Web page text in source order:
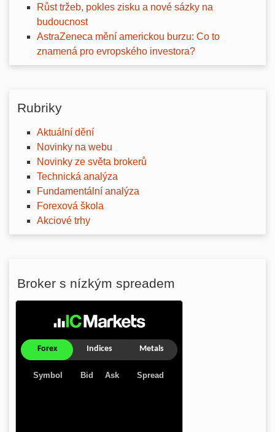
Růst tržeb, pokles zisku a nové sázky na
budoucnost
AstraZeneca mění americkou burzu: Co to
znamená pro evropského investora?
Rubriky
Aktuální dění
Novinky na webu
Novinky ze světa brokerů
Technická analýza
Fundamentální analýza
Forexová škola
Akciové trhy
Broker s nízkým spreadem